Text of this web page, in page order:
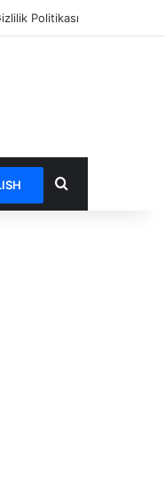
Politikası
Arama yap ...